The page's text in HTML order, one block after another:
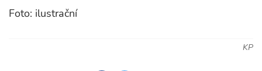
Foto: ilustrační
KP